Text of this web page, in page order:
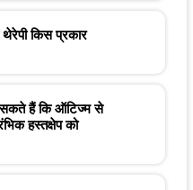
किस प्रकार
सकते हैं कि ऑटिज्म से
हस्तक्षेप को